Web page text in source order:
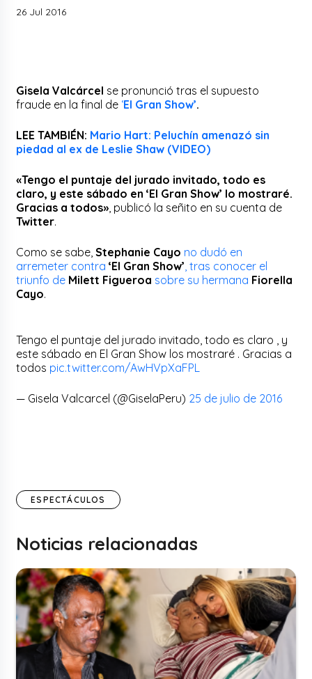
26 Jul 2016
Gisela Valcárcel se pronunció tras el supuesto
fraude en la final de ‘El Gran Show’.
LEE TAMBIÉN: Mario Hart: Peluchín amenazó sin
piedad al ex de Leslie Shaw (VIDEO)
«Tengo el puntaje del jurado invitado, todo es
claro, y este sábado en ‘El Gran Show’ lo mostraré.
Gracias a todos» , publicó la señito en su cuenta de
Twitter.
Como se sabe,Stephanie Cayo no dudó en
arremeter contra‘El Gran Show’ , tras conocer el
triunfo de Milett Figueroa sobre su hermana Fiorella
Cayo.
Tengo el puntaje del jurado invitado, todo es claro , y
este sábado en El Gran Show los mostraré . Gracias a
todos pic.twitter.com/AwHVpXaFPL
— Gisela Valcarcel (@GiselaPeru) 25 de julio de 2016
ESPECTÁCULOS
Noticias relacionadas